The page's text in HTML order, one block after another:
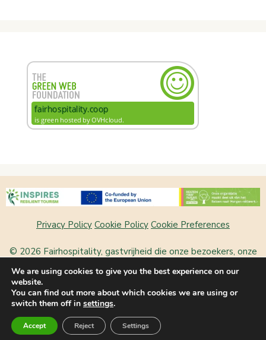
Privacy Policy Cookie Policy Cookie Preferences
© 2026 Fairhospitality, gastvrijheid die onze bezoekers, onze
We are using cookies to give you the best experience on our
website.
You can find out more about which cookies we are using or
switch them off in settings.
Accept Reject Settings
Nederlands(Dutch)
English
Français(French) Deutsch